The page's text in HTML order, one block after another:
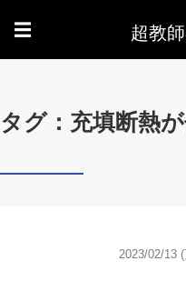
☰ 超教
タグ：充填断熱
2023/02/13